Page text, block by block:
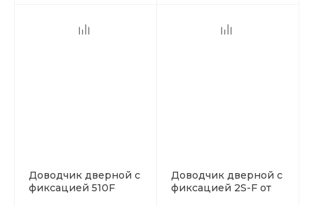
Доводчик дверной с
фиксацией 510F
Доводчик дверной с
фиксацией 2S-F от